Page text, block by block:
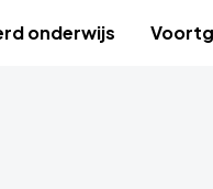
onderwijs